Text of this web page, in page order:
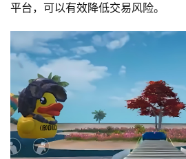
平台，可以有效降低交易风险。